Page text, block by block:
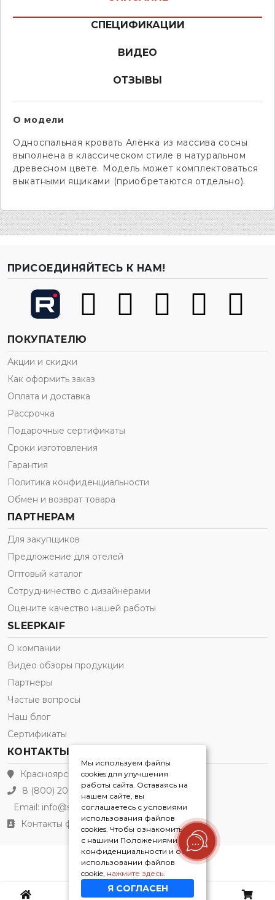
Мы используем файлы
cookies для улучшения
работы сайта. Оставаясь на
нашем сайте, вы
соглашаетесь с условиями
использования файлов
cookies. Чтобы ознакомиться
с нашими Положениями о
конфиденциальности и об
использовании файлов
cookie, нажмите здесь.
Я СОГЛАСЕН
СПЕЦИФИКАЦИИ
ВИДЕО
ОТЗЫВЫ
О модели
Односпальная кровать Алёнка из массива сосны
выполнена в классическом стиле в натуральном
древесном цвете. Модель может комплектоваться
выкатными ящиками (приобретаются отдельно).
ПРИСОЕДИНЯЙТЕСЬ К НАМ!
ПОКУПАТЕЛЮ
Акции и скидки
Как оформить заказ
Оплата и доставка
Рассрочка
Подарочные сертификаты
Сроки изготовления
Гарантия
Политика конфиденциальности
Обмен и возврат товара
ПАРТНЕРАМ
Для закупщиков
Предложение для отелей
Оптовый каталог
Сотрудничество с дизайнерами
Оцените качество нашей работы
SLEEPKAIF
О компании
Видео обзоры продукции
Партнеры
Частые вопросы
Наш блог
Сертификаты
КОНТАКТЫ
Красноярск
8 (800) 200-21-91
Email: info@sleepkaif.ru
Контакты филиалов
Sleepkaif® 2026